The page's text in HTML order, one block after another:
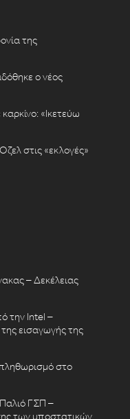
της
ο νέος
«Ικετεύω
στις «εκλογές»
– Δεκέλειας
την Intel –
εισαγωγής της
στο
ΓΣΠ –
των υποστατικών